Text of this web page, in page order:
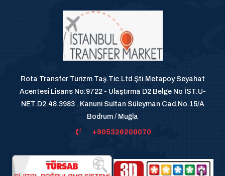
Rota Transfer Turizm Taş.Tic.Ltd.Şti.Metapoy Seyahat
Acentesi Lisans No:9722 - Ulaştırma D2 Belge No İST.U-
NET.D2.48.3983 . Kanuni Sultan Süleyman Cad.No.15/A
Bodrum / Muğla
+905326200070